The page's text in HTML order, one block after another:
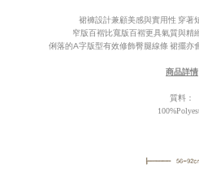
裙褲設計兼顧美感與實用性 穿著
窄版百褶比寬版百褶更具氣質與精
俐落的A字版型有效修飾臀腿線條 裙擺亦
商品詳情
質料：